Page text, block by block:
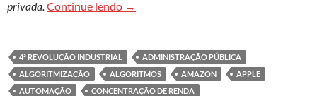
privada.Continue lendo Revolução tecnológica, automação e
→
4ª REVOLUÇÃO INDUSTRIAL
ADMINISTRAÇÃO PÚBLICA
ALGORITMIZAÇÃO
ALGORITMOS AMAZON
APPLE
AUTOMAÇÃO
CONCENTRAÇÃO DE RENDA